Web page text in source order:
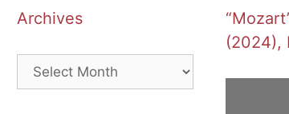
Archives
Archives
(2024),